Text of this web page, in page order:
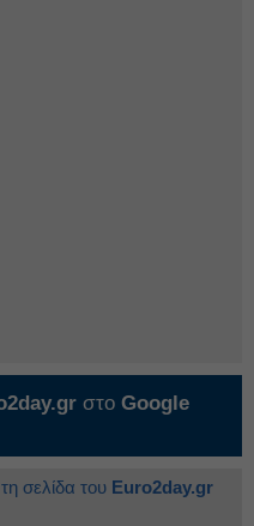
στο Google
σελίδα του Euro2day.gr